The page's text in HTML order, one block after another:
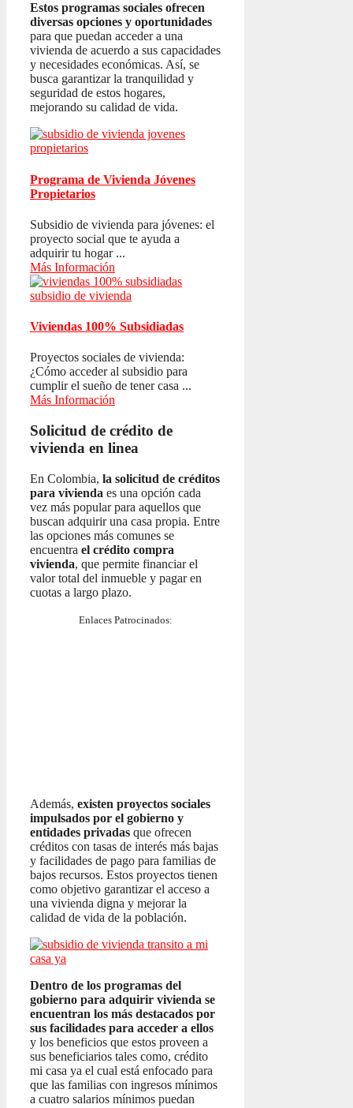
Estos programas sociales ofrecen
diversas opciones y oportunidades
para que puedan acceder a una
vivienda de acuerdo a sus capacidades
y necesidades económicas. Así, se
busca garantizar la tranquilidad y
seguridad de estos hogares,
mejorando su calidad de vida.
Programa de Vivienda Jóvenes
Propietarios
Subsidio de vivienda para jóvenes: el
proyecto social que te ayuda a
adquirir tu hogar ...
Más Información
Viviendas 100% Subsidiadas
Proyectos sociales de vivienda:
¿Cómo acceder al subsidio para
cumplir el sueño de tener casa ...
Más Información
Solicitud de crédito de
vivienda en linea
En Colombia, la solicitud de créditos
para vivienda es una opción cada
vez más popular para aquellos que
buscan adquirir una casa propia. Entre
las opciones más comunes se
encuentra el crédito compra
vivienda, que permite financiar el
valor total del inmueble y pagar en
cuotas a largo plazo.
Enlaces Patrocinados:
Además, existen proyectos sociales
impulsados por el gobierno y
entidades privadas que ofrecen
créditos con tasas de interés más bajas
y facilidades de pago para familias de
bajos recursos. Estos proyectos tienen
como objetivo garantizar el acceso a
una vivienda digna y mejorar la
calidad de vida de la población.
Dentro de los programas del
gobierno para adquirir vivienda se
encuentran los más destacados por
sus facilidades para acceder a ellos
y los beneficios que estos proveen a
sus beneficiarios tales como, crédito
mi casa ya el cual está enfocado para
que las familias con ingresos mínimos
a cuatro salarios mínimos puedan